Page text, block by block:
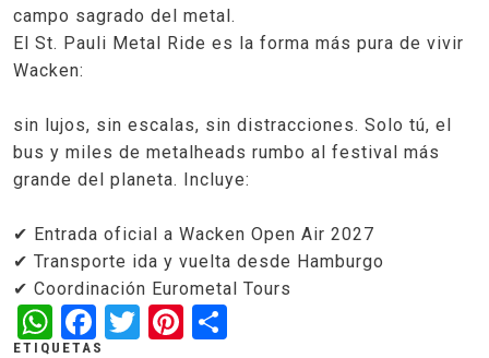
campo sagrado del metal.
El St. Pauli Metal Ride es la forma más pura de vivir
Wacken:
sin lujos, sin escalas, sin distracciones. Solo tú, el
bus y miles de metalheads rumbo al festival más
grande del planeta. Incluye:
✔ Entrada oficial a Wacken Open Air 2027
✔ Transporte ida y vuelta desde Hamburgo
✔ Coordinación Eurometal Tours
WhatsApp
Facebook
TwitterPinterest
ETIQUETAS